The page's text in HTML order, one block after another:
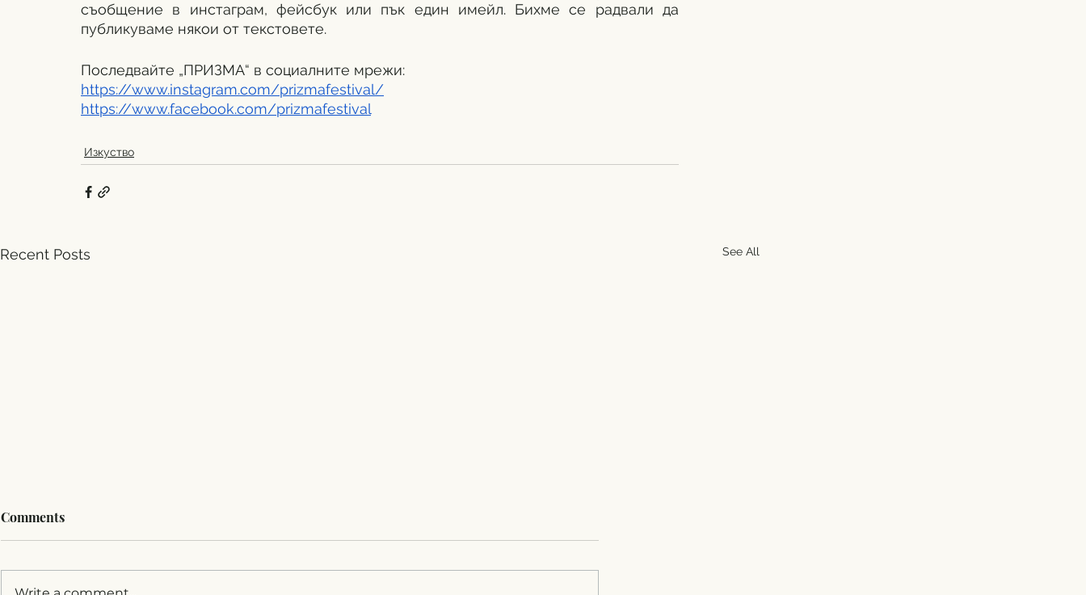
съобщение в инстаграм, фейсбук или пък един имейл. Бихме се радвали да
публикуваме някои от текстовете.
Последвайте „ПРИЗМА“ в социалните мрежи:
https://www.instagram.com/prizmafestival/
https://www.facebook.com/prizmafestival
Изкуство
Recent Posts See All
Comments